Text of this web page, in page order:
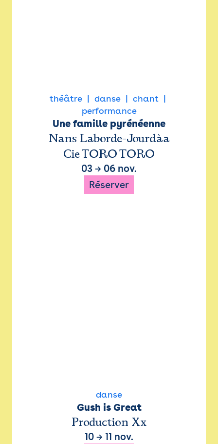
théâtre danse
chant
performance
Une famille pyrénéenne
Nans Laborde-Jourdàa
Cie TORO TORO
03 → 06 nov.
Réserver
danse
Gush is Great
Production Xx
10 → 11 nov.